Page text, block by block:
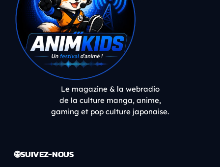
Le magazine & la webradio
de la culture manga, anime,
gaming et pop culture japonaise.
🌐 SUIVEZ-NOUS